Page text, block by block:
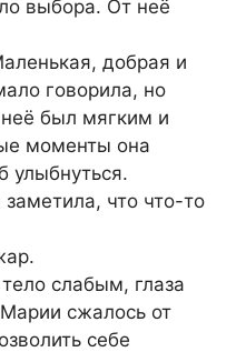
выбора. От неё
добрая и
говорила, но
неё был мягким и
моменты она
улыбнуться.
что что-то
слабым, глаза
сжалось от
себе